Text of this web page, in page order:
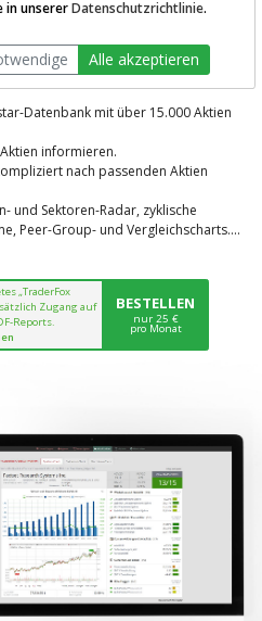
Plattform von
Datenbank mit über 15.000 Aktien
informieren.
nach passenden Aktien
und Sektoren-Radar, zyklische
Peer-Group- und Vergleichscharts....
„TraderFox
Zugang auf
Reports.
BESTELLEN
nur 25 €
pro Monat
in unsererDatenschutzrichtlinie.
Alle akzeptieren